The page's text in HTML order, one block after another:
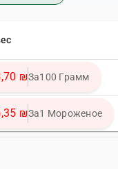
₪За100 Грамм
₪За1 Мороженое